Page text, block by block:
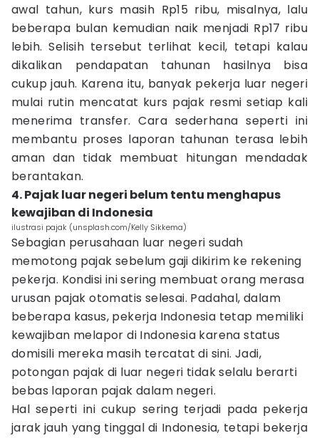
awal tahun, kurs masih Rp15 ribu, misalnya, lalu
beberapa bulan kemudian naik menjadi Rp17 ribu
lebih. Selisih tersebut terlihat kecil, tetapi kalau
dikalikan pendapatan tahunan hasilnya bisa
cukup jauh. Karena itu, banyak pekerja luar negeri
mulai rutin mencatat kurs pajak resmi setiap kali
menerima transfer. Cara sederhana seperti ini
membantu proses laporan tahunan terasa lebih
aman dan tidak membuat hitungan mendadak
berantakan.
4. Pajak luar negeri belum tentu menghapus
kewajiban di Indonesia
ilustrasi pajak (unsplash.com/Kelly Sikkema)
Sebagian perusahaan luar negeri sudah
memotong pajak sebelum gaji dikirim ke rekening
pekerja. Kondisi ini sering membuat orang merasa
urusan pajak otomatis selesai. Padahal, dalam
beberapa kasus, pekerja Indonesia tetap memiliki
kewajiban melapor di Indonesia karena status
domisili mereka masih tercatat di sini. Jadi,
potongan pajak di luar negeri tidak selalu berarti
bebas laporan pajak dalam negeri.
Hal seperti ini cukup sering terjadi pada pekerja
jarak jauh yang tinggal di Indonesia, tetapi bekerja